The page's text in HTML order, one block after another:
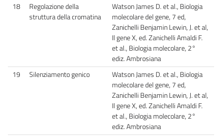
18
Regolazione della
struttura della cromatina
Watson James D. et al., Biologia
molecolare del gene, 7 ed,
Zanichelli Benjamin Lewin, J. et al,
Il gene X, ed. Zanichelli Amaldi F.
et al., Biologia molecolare, 2°
ediz. Ambrosiana
19
Silenziamento genico
Watson James D. et al., Biologia
molecolare del gene, 7 ed,
Zanichelli Benjamin Lewin, J. et al,
Il gene X, ed. Zanichelli Amaldi F.
et al., Biologia molecolare, 2°
ediz. Ambrosiana